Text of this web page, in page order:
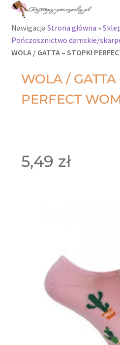
Rajstopy
Pończochy i
zakolanówki
Wszystkie
Nawigacja Strona główna »
Pończosznictwo damskie/
WOLA / GATTA – STOPKI
WOLA / GATTA
PERFECT
5,49 zł